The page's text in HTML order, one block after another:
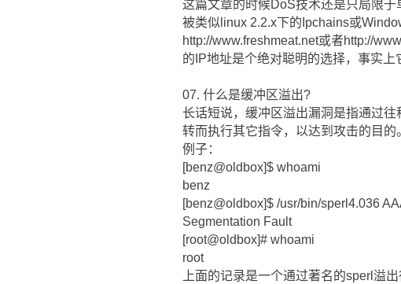
这篇文章的时候DoS技术还是只局限
被类似linux 2.2.x下的Ipchains或
http://www.freshmeat.net或者http://
的IP地址是个绝对聪明的选择，事实上
07. 什么是缓冲区溢出?
长话短说，缓冲区溢出漏洞是指通过
转而执行其它指令，以达到攻击的目的
例子：
[benz@oldbox]$ whoami
benz
[benz@oldbox]$ /usr/bin/sperl4.036
Segmentation Fault
[root@oldbox]# whoami
root
上面的记录是一个通过著名的sperl溢